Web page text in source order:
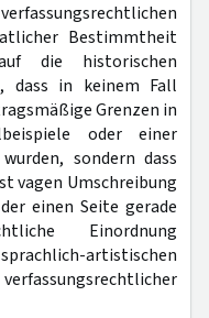
Bestimmtheit
die historischen
dass in keinem Fall
Grenzen in
oder einer
sondern dass
vagen Umschreibung
einen Seite gerade
Einordnung
artistischen